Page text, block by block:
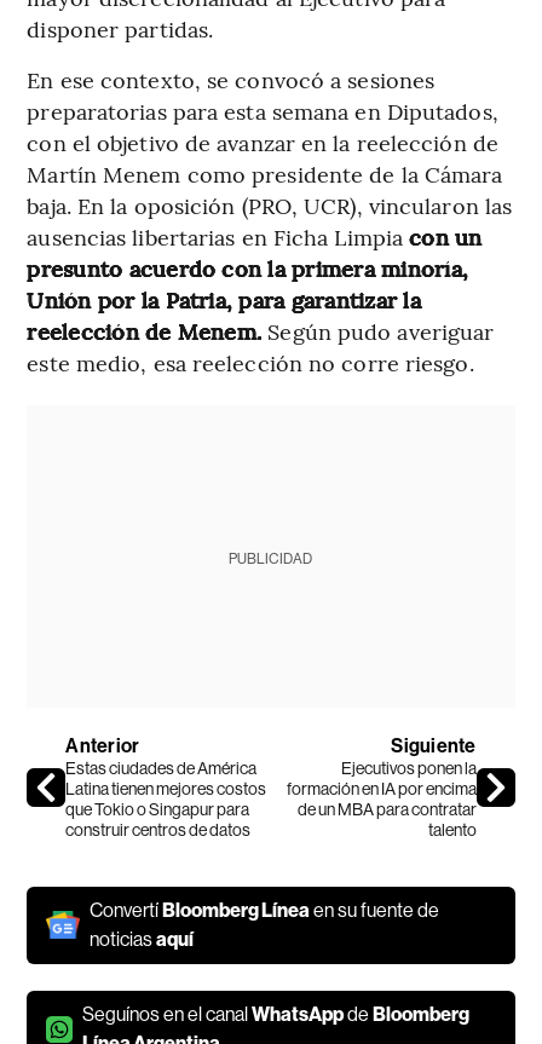
disponer partidas.
En ese contexto, se convocó a sesiones
preparatorias para esta semana en Diputados,
con el objetivo de avanzar en la reelección de
Martín Menem como presidente de la Cámara
baja. En la oposición (PRO, UCR), vincularon las
ausencias libertarias en Ficha Limpiacon un
presunto acuerdo con la primera minoría,
Unión por la Patria, para garantizar la
reelección de Menem. Según pudo averiguar
este medio, esa reelección no corre riesgo.
PUBLICIDAD
Anterior
Estas ciudades de América
Latina tienen mejores costos
que Tokio o Singapur para
construir centros de datos
Siguiente
Ejecutivos ponen la
formación en IA por encima
de un MBA para contratar
talento
ConvertíBloomberg Línea en su fuente de
noticiasaquí
Seguínos en el canalWhatsAppdeBloomberg